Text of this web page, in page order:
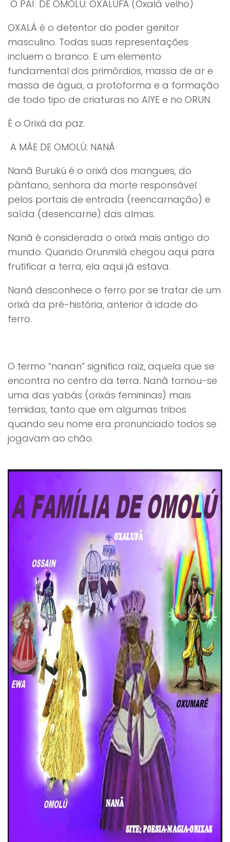
O PAI DE OMOLÚ: OXALUFÂ (Oxalá velho)
OXALÁ é o detentor do poder genitor
masculino. Todas suas representações
incluem o branco. E um elemento
fundamental dos primórdios, massa de ar e
massa de água, a protoforma e a formação
de todo tipo de criaturas no AIYE e no ORUN.
É o Orixá da paz.
A MÃE DE OMOLÚ: NANÃ
Nanã Burukú é o orixá dos mangues, do
pântano, senhora da morte responsável
pelos portais de entrada (reencarnação) e
saída (desencarne) das almas.
Nanã é considerada o orixá mais antigo do
mundo. Quando Orunmilá chegou aqui para
frutificar a terra, ela aqui já estava.
Nanã desconhece o ferro por se tratar de um
orixá da pré-história, anterior à idade do
ferro.
O termo “nanan” significa raiz, aquela que se
encontra no centro da terra. Nanã tornou-se
uma das yabás (orixás femininas) mais
temidas, tanto que em algumas tribos
quando seu nome era pronunciado todos se
jogavam ao chão.